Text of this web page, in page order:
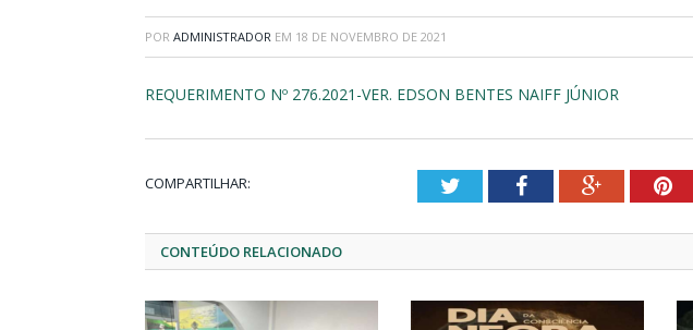
POR ADMINISTRADOR EM 18 DE NOVEMBRO DE 2021
REQUERIMENTO Nº 276.2021-VER. EDSON BENTES NAIFF JÚNIOR
COMPARTILHAR: TwitterFacebookGoogle+
CONTEÚDO RELACIONADO